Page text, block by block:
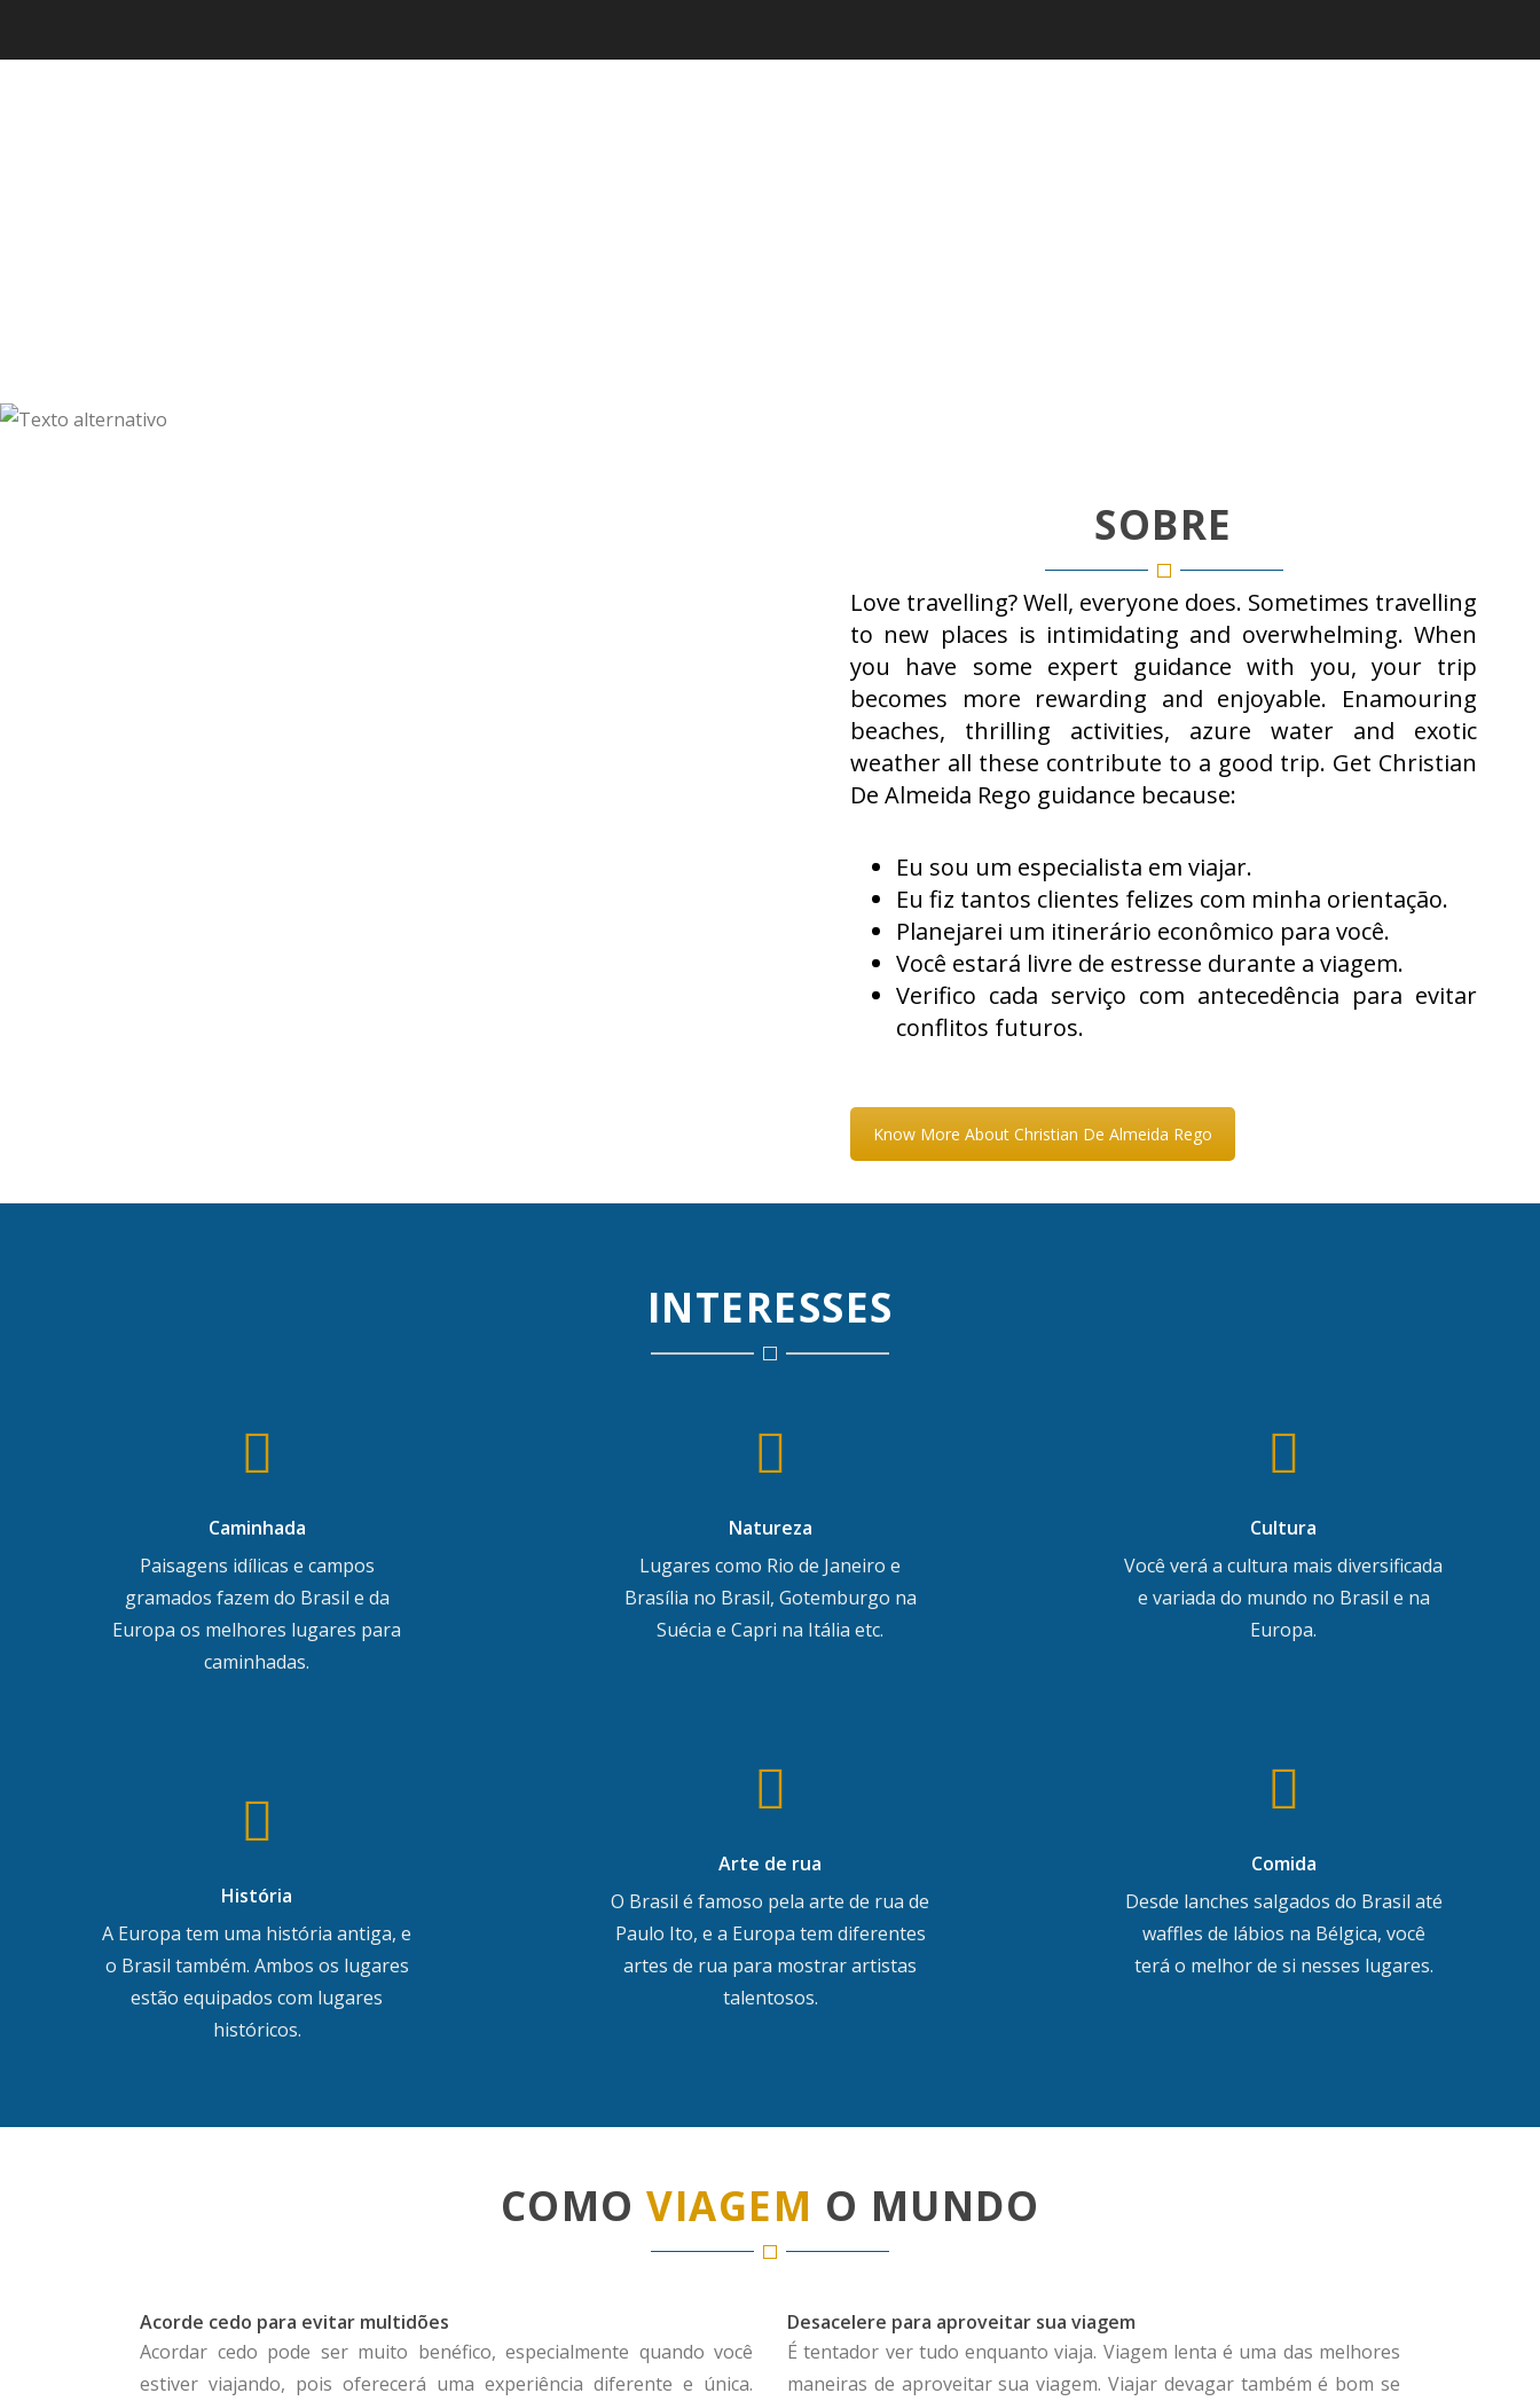
SOBRE
Love travelling? Well, everyone does. Sometimes travelling
to new places is intimidating and overwhelming. When
you have some expert guidance with you, your trip
becomes more rewarding and enjoyable. Enamouring
beaches, thrilling activities, azure water and exotic
weather all these contribute to a good trip. Get Christian
De Almeida Rego guidance because:
Eu sou um especialista em viajar.
Eu fiz tantos clientes felizes com minha orientação.
Planejarei um itinerário econômico para você.
Você estará livre de estresse durante a viagem.
Verifico cada serviço com antecedência para evitar
conflitos futuros.
Know More About Christian De Almeida Rego
INTERESSES
Caminhada
Paisagens idílicas e campos
gramados fazem do Brasil e da
Europa os melhores lugares para
caminhadas.
História
A Europa tem uma história antiga, e
o Brasil também. Ambos os lugares
estão equipados com lugares
históricos.
Natureza
Lugares como Rio de Janeiro e
Brasília no Brasil, Gotemburgo na
Suécia e Capri na Itália etc.
Arte de rua
O Brasil é famoso pela arte de rua de
Paulo Ito, e a Europa tem diferentes
artes de rua para mostrar artistas
talentosos.
Cultura
Você verá a cultura mais diversificada
e variada do mundo no Brasil e na
Europa.
Comida
Desde lanches salgados do Brasil até
waffles de lábios na Bélgica, você
terá o melhor de si nesses lugares.
COMOVIAGEM O MUNDO
Acorde cedo para evitar multidões
Acordar cedo pode ser muito benéfico, especialmente quando você
estiver viajando, pois oferecerá uma experiência diferente e única.
Desacelere para aproveitar sua viagem
É tentador ver tudo enquanto viaja. Viagem lenta é uma das melhores
maneiras de aproveitar sua viagem. Viajar devagar também é bom se